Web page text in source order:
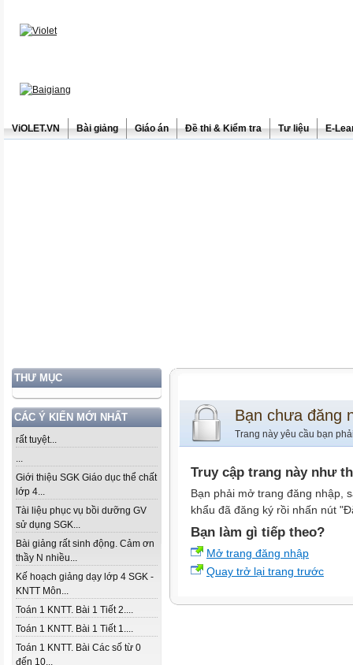
ViOLET.VN Bài giảng Giáo án Đề thi & Kiểm tra Tư liệu E-
THƯ MỤC
CÁC Ý KIẾN MỚI NHẤT
rất tuyệt...
...
Giới thiệu SGK Giáo dục thể chất
lớp 4...
Tài liệu phục vụ bồi dưỡng GV
sử dụng SGK...
Bài giảng rất sinh động. Cảm ơn
thầy N nhiều...
Kế hoạch giảng dạy lớp 4 SGK -
KNTT Môn...
Toán 1 KNTT. Bài 1 Tiết 2....
Toán 1 KNTT. Bài 1 Tiết 1....
Toán 1 KNTT. Bài Các số từ 0
đến 10...
Bạn chưa đăng
Trang này yêu cầu bạn
Truy cập trang này như
Bạn phải mở trang đăng nhập,
khẩu đã đăng ký rồi nhấn nút
Bạn làm gì tiếp theo?
Mở trang đăng nhập
Quay trở lại trang trước